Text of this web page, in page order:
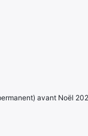
avant Noël